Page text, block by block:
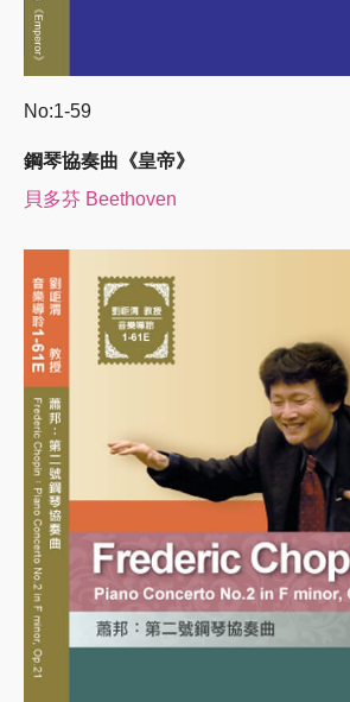
No:1-59
鋼琴協奏曲《皇帝》
貝多芬 Beethoven